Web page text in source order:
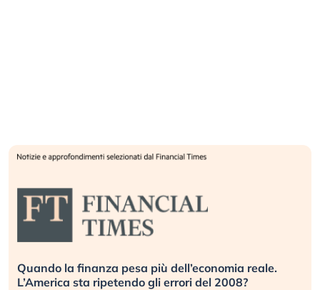
Quando la finanza pesa più dell’economia reale.
L’America sta ripetendo gli errori del 2008?